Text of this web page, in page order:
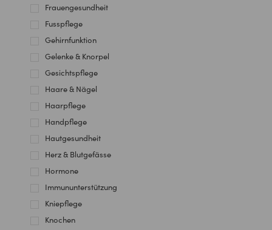
Frauengesundheit
Fusspflege
Gehirnfunktion
Gelenke & Knorpel
Gesichtspflege
Haare & Nägel
Haarpflege
Handpflege
Hautgesundheit
Herz & Blutgefässe
Hormone
Immununterstützung
Kniepflege
Knochen